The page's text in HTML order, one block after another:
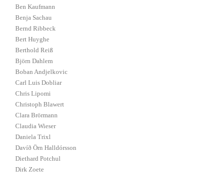
Ben Kaufmann
Benja Sachau
Bernd Ribbeck
Bert Huyghe
Berthold Reiß
Björn Dahlem
Boban Andjelkovic
Carl Luis Dobliar
Chris Lipomi
Christoph Blawert
Clara Brörmann
Claudia Wieser
Daniela Trixl
Davíð Örn Halldórsson
Diethard Potchul
Dirk Zoete